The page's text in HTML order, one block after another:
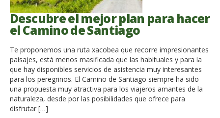
French
Italiano
Descubre el mejor plan para hacer
el Camino de Santiago
Te proponemos una ruta xacobea que recorre impresionantes
paisajes, está menos masificada que las habituales y para la
que hay disponibles servicios de asistencia muy interesantes
para los peregrinos. El Camino de Santiago siempre ha sido
una propuesta muy atractiva para los viajeros amantes de la
naturaleza, desde por las posibilidades que ofrece para
disfrutar […]